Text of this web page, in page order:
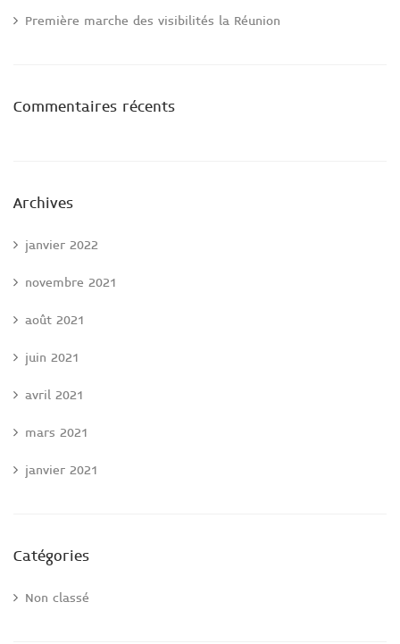
Première marche des visibilités la Réunion
Commentaires récents
Archives
janvier 2022
novembre 2021
août 2021
juin 2021
avril 2021
mars 2021
janvier 2021
Catégories
Non classé